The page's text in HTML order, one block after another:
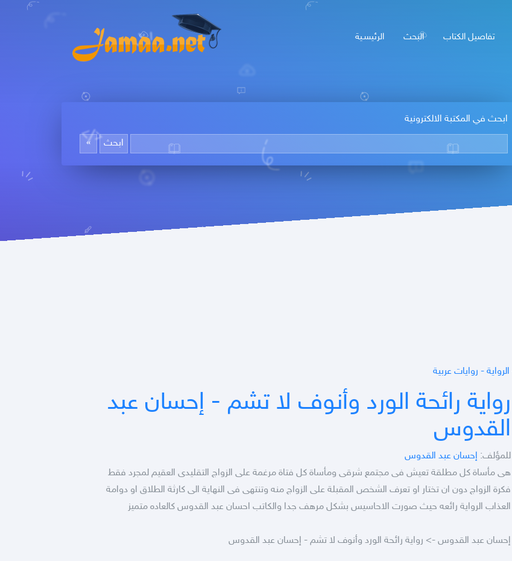
الرئيسـية البحث تفاصيل الكتاب
ابحث في المكتبة الالكترونية
الرواية - روايات عربية
رواية رائحة الورد وأنوف لا تشم - إحسان عبد
القدوس
للمؤلف: إحسان عبد القدوس
هى مأساة كل مطلقة تعيش فى مجتمع شرقى ومأساة كل فتاة مرغمة على الزواج التقليدى العقيم لمجرد فقط
فكرة الزواج دون ان تختار او تعرف الشخص المقبلة على الزواج منه وتنتهى فى النهاية الى كارثة الطلاق او دوامة
العذاب الرواية رائعه حيث صورت الاحاسيس بشكل مرهف جدا والكاتب احسان عبد القدوس كالعاده متميز
إحسان عبد القدوس -> رواية رائحة الورد وأنوف لا تشم - إحسان عبد القدوس